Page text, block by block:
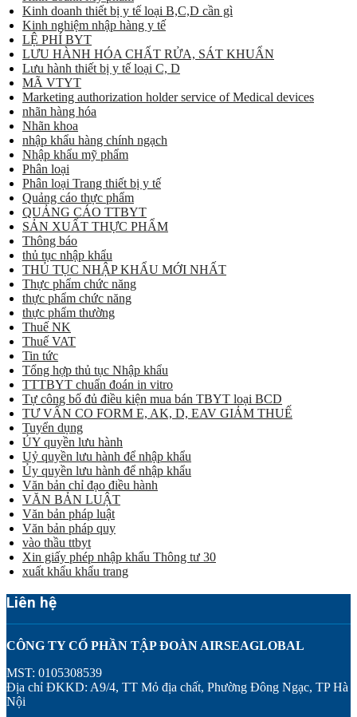
Kinh doanh thiết bị y tế loại B,C,D cần gì
Kinh nghiệm nhập hàng y tế
LỆ PHÍ BYT
LƯU HÀNH HÓA CHẤT RỬA, SÁT KHUẨN
Lưu hành thiết bị y tế loại C, D
MÃ VTYT
Marketing authorization holder service of Medical devices
nhãn hàng hóa
Nhãn khoa
nhập khẩu hàng chính ngạch
Nhập khẩu mỹ phẩm
Phân loại
Phân loại Trang thiết bị y tế
Quảng cáo thực phẩm
QUẢNG CÁO TTBYT
SẢN XUẤT THỰC PHẨM
Thông báo
thủ tục nhập khẩu
THỦ TỤC NHẬP KHẨU MỚI NHẤT
Thực phẩm chức năng
thực phẩm chức năng
thực phẩm thường
Thuế NK
Thuế VAT
Tin tức
Tổng hợp thủ tục Nhập khẩu
TTTBYT chuẩn đoán in vitro
Tự công bố đủ điều kiện mua bán TBYT loại BCD
TƯ VẤN CO FORM E, AK, D, EAV GIẢM THUẾ
Tuyển dụng
ỦY quyền lưu hành
Uỷ quyền lưu hành để nhập khẩu
Ủy quyền lưu hành để nhập khẩu
Văn bản chỉ đạo điều hành
VĂN BẢN LUẬT
Văn bản pháp luật
Văn bản pháp quy
vào thầu ttbyt
Xin giấy phép nhập khẩu Thông tư 30
xuất khẩu khẩu trang
Liên hệ
CÔNG TY CỔ PHẦN TẬP ĐOÀN AIRSEAGLOBAL
MST: 0105308539
Địa chỉ ĐKKD: A9/4, TT Mỏ địa chất, Phường Đông Ngạc, TP Hà
Nội